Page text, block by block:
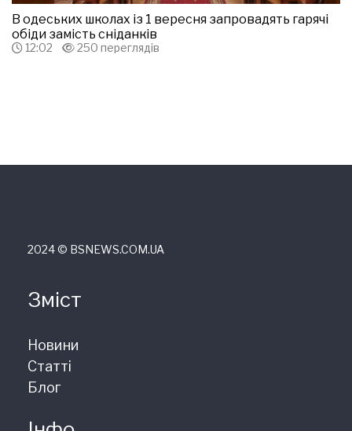
В одеських школах із 1 вересня запровадять гарячі
обіди замість сніданків
12:02 250 переглядів
2024 © ВSNEWS.COM.UA
Зміст
Новини
Статті
Блог